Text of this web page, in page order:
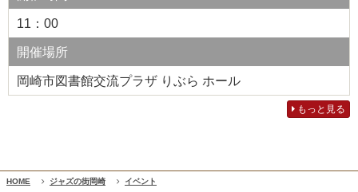
11：00
開催場所
岡崎市図書館交流プラザ りぶら ホール
もっと見る
HOME ジャズの街岡崎 イベント